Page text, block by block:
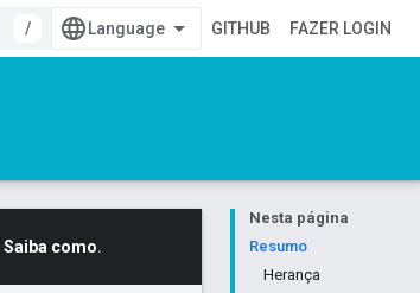
/
GITHUB FAZER LOGIN
Nesta página
Resumo
Herança
Saiba como.